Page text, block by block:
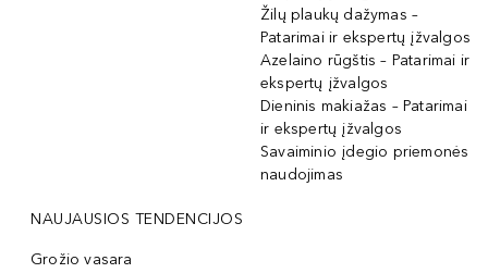
Žilų plaukų dažymas –
Patarimai ir ekspertų įžvalgos
Azelaino rūgštis – Patarimai ir
ekspertų įžvalgos
Dieninis makiažas – Patarimai
ir ekspertų įžvalgos
Savaiminio įdegio priemonės
naudojimas
NAUJAUSIOS TENDENCIJOS
Grožio vasara